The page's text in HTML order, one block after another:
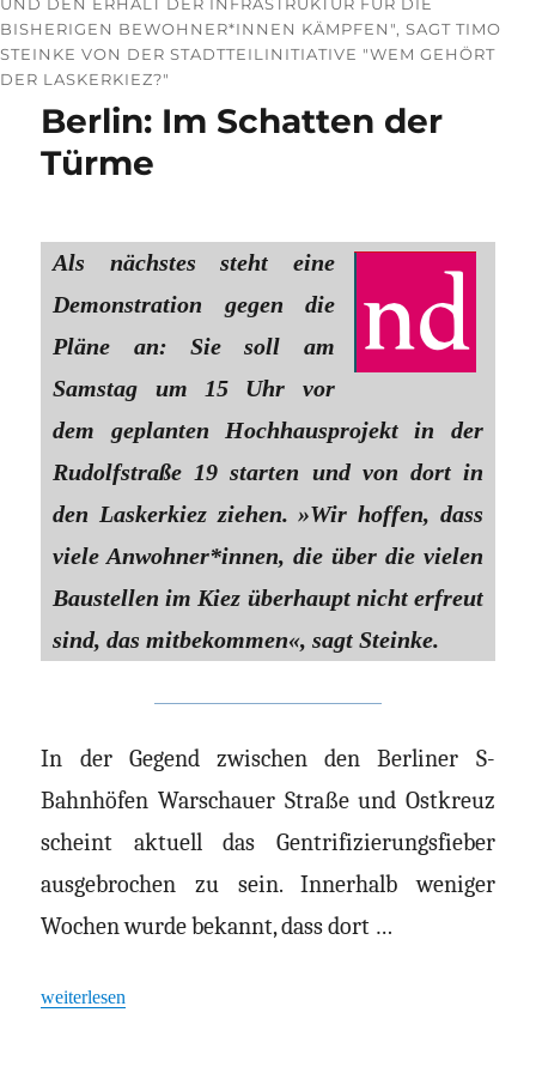
BISHERIGEN BEWOHNER*INNEN KÄMPFEN", SAGT TIMO
STEINKE VON DER STADTTEILINITIATIVE "WEM GEHÖRT
DER LASKERKIEZ?"
Berlin: Im Schatten der
Türme
Als nächstes steht eine
Demonstration gegen die
Pläne an: Sie soll am
Samstag um 15 Uhr vor
dem geplanten Hochhausprojekt in der
Rudolfstraße 19 starten und von dort in
den Laskerkiez ziehen. »Wir hoffen, dass
viele Anwohner*innen, die über die vielen
Baustellen im Kiez überhaupt nicht erfreut
sind, das mitbekommen«, sagt Steinke.
In der Gegend zwischen den Berliner S-
Bahnhöfen Warschauer Straße und Ostkreuz
scheint aktuell das Gentrifizierungsfieber
ausgebrochen zu sein. Innerhalb weniger
Wochen wurde bekannt, dass dort …
„Berlin: Im Schatten der Türme“
weiterlesen